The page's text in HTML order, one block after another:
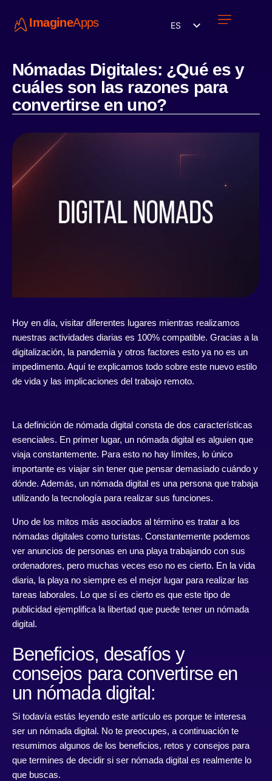
ImagineApps ES
Nómadas Digitales: ¿Qué es y
cuáles son las razones para
convertirse en uno?
Hoy en día, visitar diferentes lugares mientras realizamos
nuestras actividades diarias es 100% compatible. Gracias a la
digitalización, la pandemia y otros factores esto ya no es un
impedimento. Aquí te explicamos todo sobre este nuevo estilo
de vida y las implicaciones del trabajo remoto.
La definición de nómada digital consta de dos características
esenciales. En primer lugar, un nómada digital es alguien que
viaja constantemente. Para esto no hay límites, lo único
importante es viajar sin tener que pensar demasiado cuándo y
dónde. Además, un nómada digital es una persona que trabaja
utilizando la tecnología para realizar sus funciones.
Uno de los mitos más asociados al término es tratar a los
nómadas digitales como turistas. Constantemente podemos
ver anuncios de personas en una playa trabajando con sus
ordenadores, pero muchas veces eso no es cierto. En la vida
diaria, la playa no siempre es el mejor lugar para realizar las
tareas laborales. Lo que sí es cierto es que este tipo de
publicidad ejemplifica la libertad que puede tener un nómada
digital.
Beneficios, desafíos y
consejos para convertirse en
un nómada digital:
Si todavía estás leyendo este artículo es porque te interesa
ser un nómada digital. No te preocupes, a continuación te
resumimos algunos de los beneficios, retos y consejos para
que termines de decidir si ser nómada digital es realmente lo
que buscas.